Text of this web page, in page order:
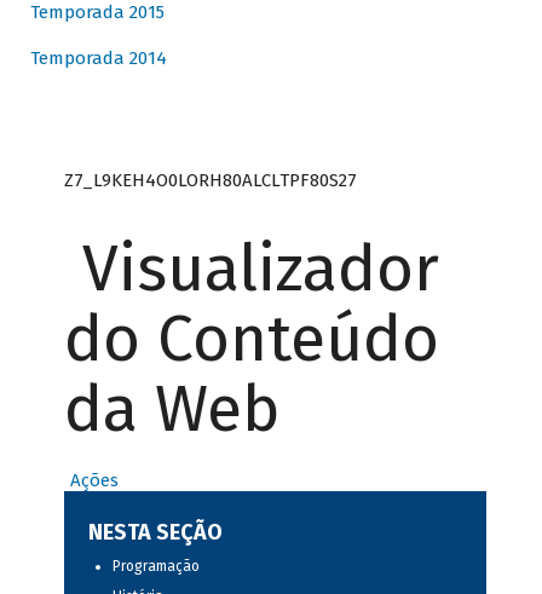
Temporada 2015
Temporada 2014
Z7_L9KEH4O0LORH80ALCLTPF80S27
Visualizador
do Conteúdo
da Web
Ações
NESTA SEÇÃO
Programação